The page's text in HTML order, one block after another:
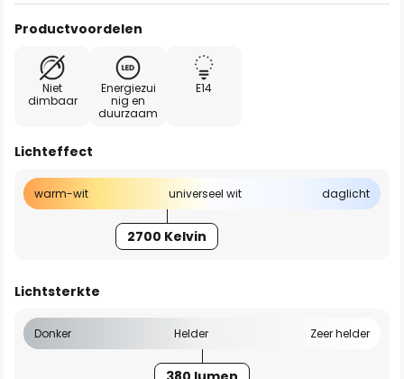
Productvoordelen
Niet
dimbaar
Energiezui
nig en
duurzaam
E14
Lichteffect
warm-wit universeel wit daglicht
2700 Kelvin
Lichtsterkte
Donker Helder Zeer helder